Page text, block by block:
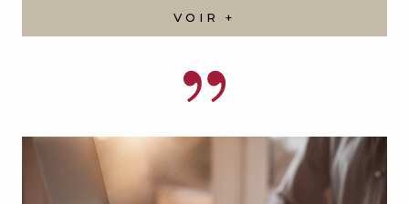
ESTIMER VOTRE BIEN
À NOS SERVICES
Vous souhaitez connaître la valeur réelle de votre
bien immobilier ? Notre agence met à votre
disposition son expertise et ses outils performants
pour vous offrir une estimation précise et fiable.